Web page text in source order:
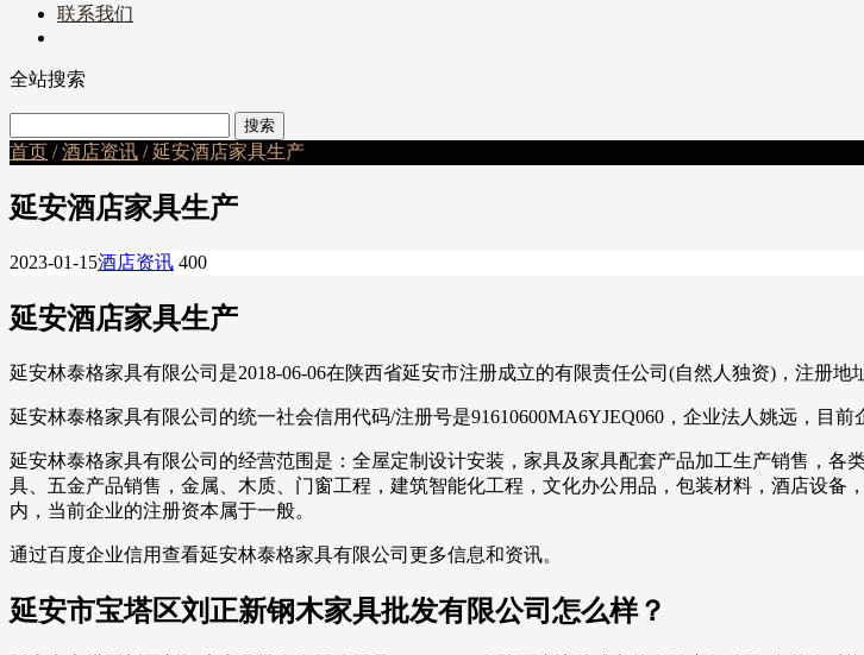
联系我们
全站搜索
首页 /酒店资讯 / 延安酒店家具生产
延安酒店家具生产
2023-01-15酒店资讯 400
延安酒店家具生产
延安林泰格家具有限公司是2018-06-06在陕西省延安市注册成立的有限责任公司(自然人独资)，注册地
延安林泰格家具有限公司的统一社会信用代码/注册号是91610600MA6YJEQ060，企业法人姚远，目前
延安林泰格家具有限公司的经营范围是：全屋定制设计安装，家具及家具配套产品加工生产销售，
具、五金产品销售，金属、木质、门窗工程，建筑智能化工程，文化办公用品，包装材料，酒店设
内，当前企业的注册资本属于一般。
通过百度企业信用查看延安林泰格家具有限公司更多信息和资讯。
延安市宝塔区刘正新钢木家具批发有限公司怎么样？